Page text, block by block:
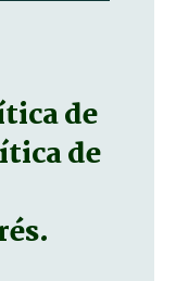
de
de